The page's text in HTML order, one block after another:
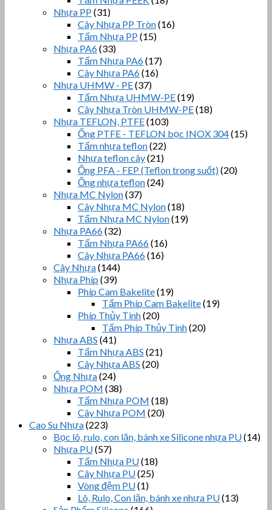
Nhựa PP (31)
Cây Nhựa PP Tròn(16)
Tấm Nhựa PP (15)
Nhựa PA6(33)
Tấm Nhựa PA6(17)
Cây Nhựa PA6(16)
Nhựa UHMW - PE(37)
Tấm Nhựa UHMW-PE(19)
Cây Nhựa Tròn UHMW-PE(18)
Nhựa TEFLON, PTFE(103)
Ống PTFE - TEFLON bọc INOX 304(15)
Tấm nhựa teflon(22)
Nhựa teflon cây(21)
Ống PFA - FEP (Teflon trong suốt)(20)
Ống nhựa teflon(24)
Nhựa MC Nylon(37)
Cây Nhựa MC Nylon(18)
Tấm Nhựa MC Nylon(19)
Nhựa PA66(32)
Tấm Nhựa PA66(16)
Cây Nhựa PA66(16)
Cây Nhựa(144)
Nhựa Phíp (39)
Phíp Cam Bakelite(19)
Tấm Phíp Cam Bakelite(19)
Phíp Thủy Tinh(20)
Tấm Phíp Thủy Tinh(20)
Nhựa ABS (41)
Tấm Nhựa ABS (21)
Cây Nhựa ABS (20)
Ống Nhựa(24)
Nhựa POM (38)
Tấm Nhựa POM (18)
Cây Nhựa POM (20)
Cao Su Nhựa(223)
Bọc lô, rulo, con lăn, bánh xe Silicone nhựa PU(14)
Nhựa PU(57)
Tấm Nhựa PU(18)
Cây Nhựa PU(25)
Vòng đệm PU(1)
Lô, Rulo, Con lăn, bánh xe nhựa PU(13)